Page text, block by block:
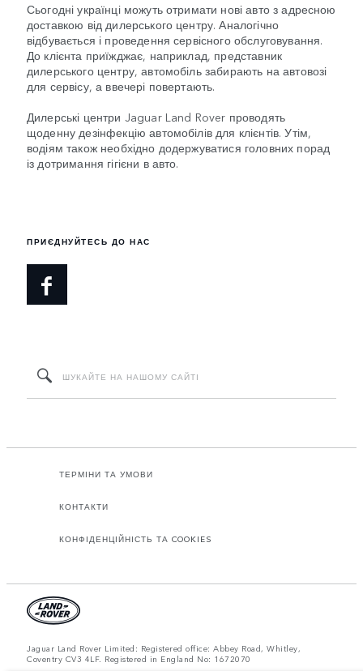
Сьогодні українці можуть отримати нові авто з адресною
доставкою від дилерського центру. Аналогічно
відбувається і проведення сервісного обслуговування.
До клієнта приїжджає, наприклад, представник
дилерського центру, автомобіль забирають на автовозі
для сервісу, а ввечері повертають.
Дилерські центри Jaguar Land Rover проводять
щоденну дезінфекцію автомобілів для клієнтів. Утім,
водіям також необхідно додержуватися головних порад
із дотримання гігієни в авто.
ПРИЄДНУЙТЕСЬ ДО НАС
ТЕРМІНИ ТА УМОВИ
КОНТАКТИ
КОНФІДЕНЦІЙНІСТЬ ТА COOKIES
Jaguar Land Rover Limited: Registered office: Abbey Road, Whitley,
Coventry CV3 4LF. Registered in England No: 1672070